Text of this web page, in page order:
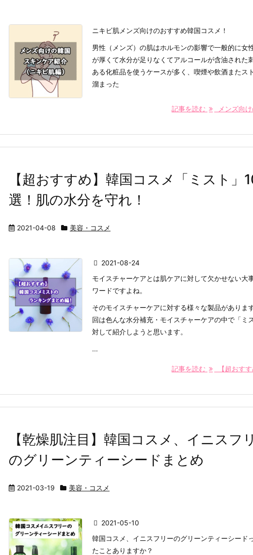
ニキビ肌メンズ向けのおすすめ韓国コスメ！
男性（メンズ）の肌はホルモンの影響で一般的に女
が厚くて水分が足りなくてアルコールが含油された
ある化粧品を使うケースが多く、喫煙や飲酒またス
溜まった
記事を読む メンズ向
【超おすすめ】韓国コスメ「ミスト」
選！肌の水分を守れ！
2021-04-08 美容・コスメ
2021-08-24
モイスチャーケアとは肌ケアに対して欠かせない大
ワードですよね。
そのモイスチャーケアに対する様々な製品がありま
回は色んな水分補充・モイスチャーケアの中で「ミ
対して紹介しようと思います。
...
記事を読む 【超おす
【乾燥肌注目】韓国コスメ、イニスフ
のグリーンティーシードまとめ
2021-03-19 美容・コスメ
2021-05-10
韓国コスメ、イニスフリーのグリーンティーシード
たことありますか？